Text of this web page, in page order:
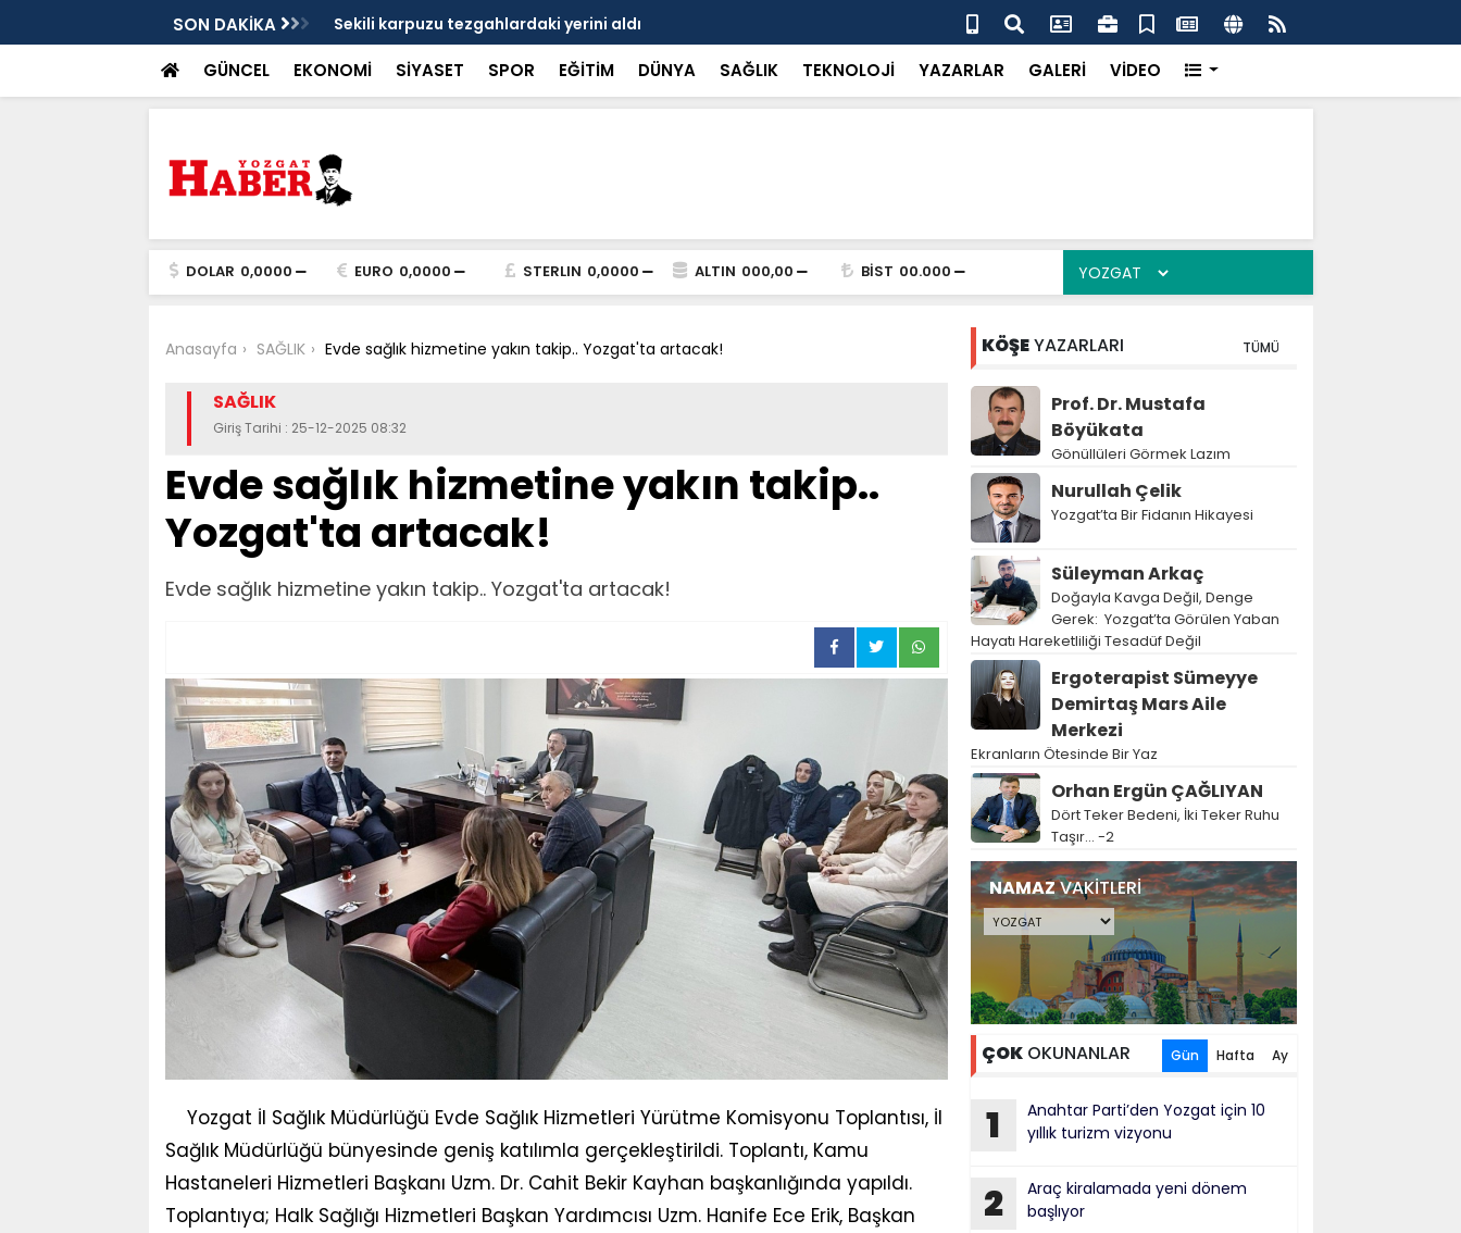
SON DAKİKA Sekili karpuzu tezgahlardaki yerini aldı Doğaseverler Çeşka Kalesi'nde buluştu
GÜNCEL EKONOMİ SİYASET SPOR EĞİTİM DÜNYA SAĞLIK TEKNOLOJİ YAZARLAR GALERİ VİDEO
DOLAR 0,0000 EURO 0,0000 STERLIN 0,0000 ALTIN 000,00 BİST 00.000
Anasayfa SAĞLIK Evde sağlık hizmetine yakın takip.. Yozgat'ta artacak!
SAĞLIK
Giriş Tarihi : 25-12-2025 08:32
Evde sağlık hizmetine yakın takip..
Yozgat'ta artacak!
Evde sağlık hizmetine yakın takip.. Yozgat'ta artacak!
Yozgat İl Sağlık Müdürlüğü Evde Sağlık Hizmetleri Yürütme Komisyonu Toplantısı, İl
Sağlık Müdürlüğü bünyesinde geniş katılımla gerçekleştirildi. Toplantı, Kamu
Hastaneleri Hizmetleri Başkanı Uzm. Dr. Cahit Bekir Kayhan başkanlığında yapıldı.
Toplantıya; Halk Sağlığı Hizmetleri Başkan Yardımcısı Uzm. Hanife Ece Erik, Başkan
KÖŞEYAZARLARI TÜMÜ
Prof. Dr. Mustafa
Böyükata
Gönüllüleri Görmek Lazım
Nurullah Çelik
Yozgat’ta Bir Fidanın Hikayesi
Süleyman Arkaç
Doğayla Kavga Değil, Denge
Gerek: Yozgat’ta Görülen Yaban
Hayatı Hareketliliği Tesadüf Değil
Ergoterapist Sümeyye
Demirtaş Mars Aile
Merkezi
Ekranların Ötesinde Bir Yaz
Orhan Ergün ÇAĞLIYAN
Dört Teker Bedeni, İki Teker Ruhu
Taşır… -2
NAMAZVAKİTLERİ
ÇOKOKUNANLAR Gün Hafta Ay
1
Anahtar Parti’den Yozgat için 10
yıllık turizm vizyonu
2
Araç kiralamada yeni dönem
başlıyor